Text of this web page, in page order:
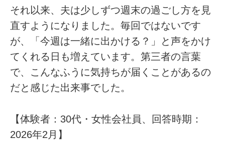
それ以来、夫は少しずつ週末の過ごし方を見
直すようになりました。毎回ではないです
が、「今週は一緒に出かける？」と声をかけ
てくれる日も増えています。第三者の言葉
で、こんなふうに気持ちが届くことがあるの
だと感じた出来事でした。
【体験者：30代・女性会社員、回答時期：
2026年2月】